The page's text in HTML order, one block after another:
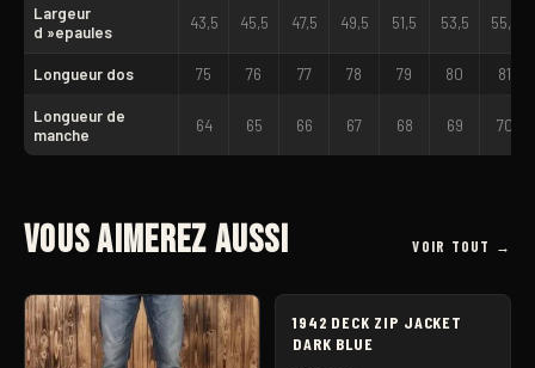
Largeur
d »epaules
43,5 45,5 47,5 49,5 51,5 53,5 55,5
Longueur dos 75 76 77 78 79 80 81
Longueur de
manche
64 65 66 67 68 69 70
Vous aimerez aussi VOIR TOUT →
1942 DECK ZIP JACKET
DARK BLUE